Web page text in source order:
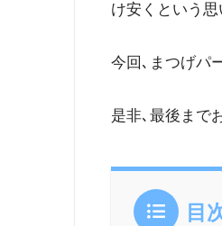
け安くという思
今回､まつげパ
是非､最後まで
目